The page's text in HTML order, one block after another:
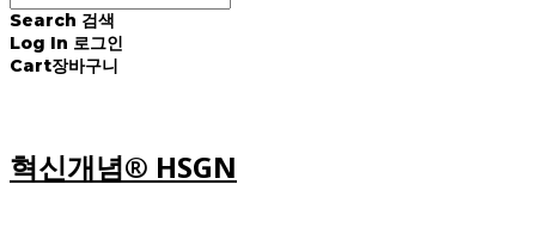
Search 검색
Log In 로그인
Cart장바구니
혁신개념® HSGN